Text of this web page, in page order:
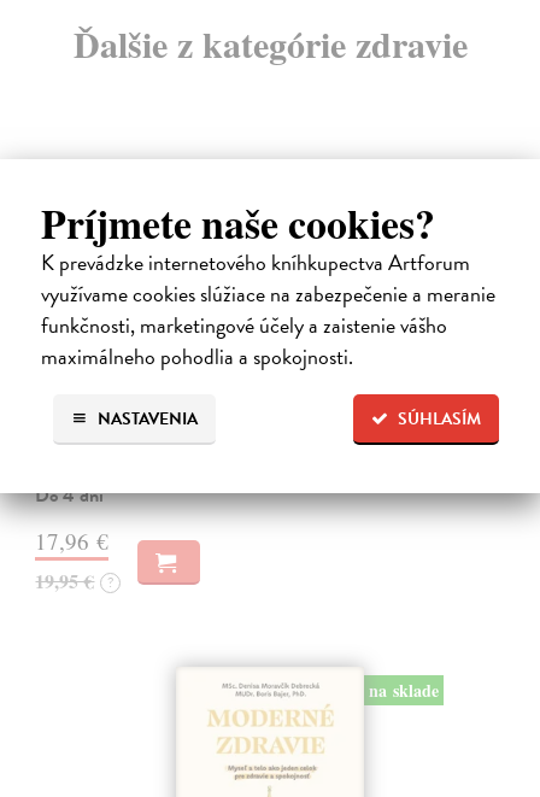
Príjmete naše cookies?
K prevádzke internetového kníhkupectva Artforum
využívame cookies slúžiace na zabezpečenie a meranie
funkčnosti, marketingové účely a zaistenie vášho
maximálneho pohodlia a spokojnosti.
SÚHLASÍM
NASTAVENIA
Ďalšie z kategórie zdravie
novinka
Kód zad
Novotný Michal| Kniha
Do 4 dní
17,96 €
19,95 € ?
na sklade